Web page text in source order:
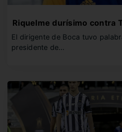
Riquelme durísimo contra
El dirigente de Boca tuvo
presidente de…